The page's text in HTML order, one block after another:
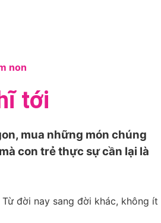
tới
mua những món chúng
con trẻ thực sự cần lại là
đời nay sang đời khác, không ít